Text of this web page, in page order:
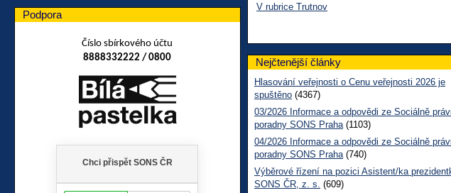
V rubrice Trutnov
Podpora
Číslo sbírkového účtu
8888332222 / 0800
Nejčtenější články
Hlasování veřejnosti o Cenu veřejnosti 2026 je
spuštěno (4367)
03/2026 Informace a odpovědi ze Sociálně
poradny SONS Praha (1103)
04/2026 Informace a odpovědi ze Sociálně
poradny SONS Praha (740)
Výběrové řízení na pozici Asistent/ka
SONS ČR, z. s. (609)